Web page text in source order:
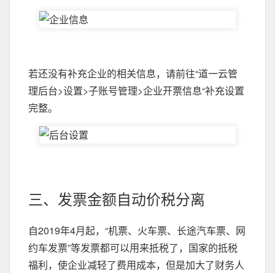
若还没有补充企业的相关信息，请前往“道一云管
理后台>设置>子账号管理>企业开票信息“补充设置
完整。
三、发票金额自动价税分离
自2019年4月起，“机票、火车票、长途汽车票、网
约车发票”等发票都可以用来抵税了，国家的抵税
福利，使企业减轻了费用成本，但是加大了财务人